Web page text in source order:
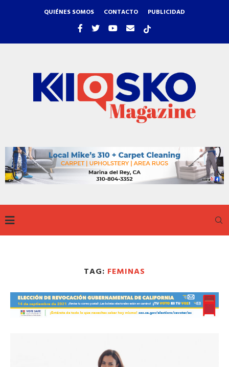
QUIÉNES SOMOS CONTACTO PUBLICIDAD
TAG: FEMINAS